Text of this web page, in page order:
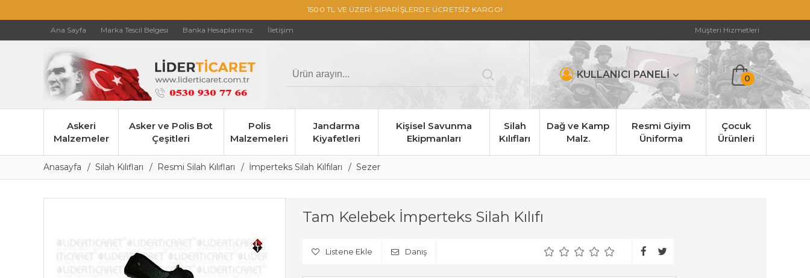
1500 TL VE ÜZERİ SİPARİŞLERDE ÜCRETSİZ KARGO!
Ana Sayfa Marka Tescil Belgesi Banka Hesaplarımız İletişim Müşteri Hizmetleri
KULLANICI PANELİ 0
Askeri
Malzemeler
Asker ve Polis Bot
Çeşitleri
Polis
Malzemeleri
Jandarma
Kiyafetleri
Kişisel Savunma
Ekipmanları
Silah
Kılıfları
Dağ ve Kamp
Malz.
Resmi Giyim
Üniforma
Çocuk
Ürünleri
Anasayfa Silah Kılıfları Resmi Silah Kılıfları İmperteks Silah Kılfıları Sezer
Tam Kelebek İmperteks Silah Kılıfı
Listene Ekle Danış